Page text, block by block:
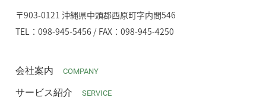
〒903-0121 沖縄県中頭郡西原町字内間546
TEL：098-945-5456 / FAX：098-945-4250
会社案内 COMPANY
サービス紹介 SERVICE